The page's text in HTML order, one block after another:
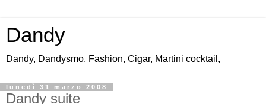
Dandy
Dandy, Dandysmo, Fashion, Cigar, Martini cocktail,
lunedì 31 marzo 2008
Dandy suite